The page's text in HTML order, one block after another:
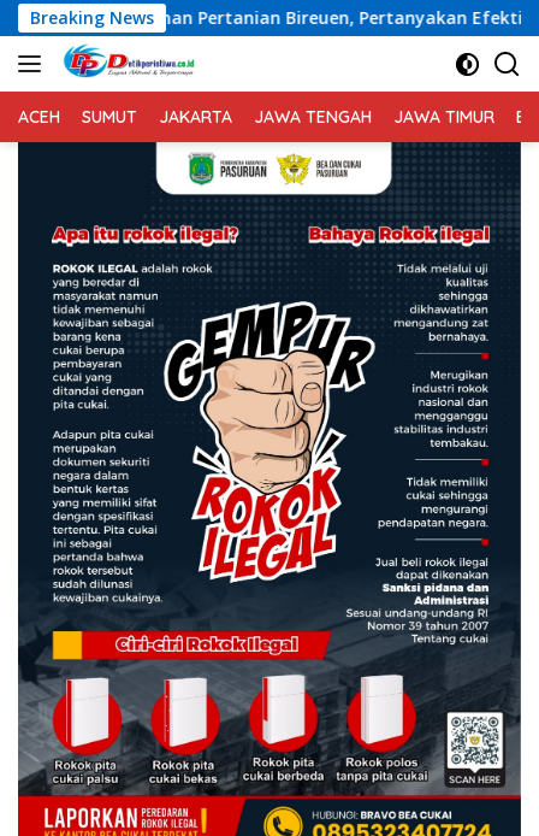
Langsung
ke
konten
Breaking News
Bireuen, Pertanyakan Efektivitas Kinerja Dinas
ACEH SUMUT JAKARTA JAWA TENGAH JAWA TIMUR